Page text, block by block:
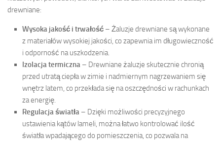
drewniane:
Wysoka jakość i trwałość – Żaluzje drewniane są wykonane
z materiałów wysokiej jakości, co zapewnia im długowieczność
i odporność na uszkodzenia.
Izolacja termiczna – Drewniane żaluzje skutecznie chronią
przed utratą ciepła w zimie i nadmiernym nagrzewaniem się
wnętrz latem, co przekłada się na oszczędności w rachunkach
za energię.
Regulacja światła – Dzięki możliwości precyzyjnego
ustawienia kątów lameli, można łatwo kontrolować ilość
światła wpadającego do pomieszczenia, co pozwala na